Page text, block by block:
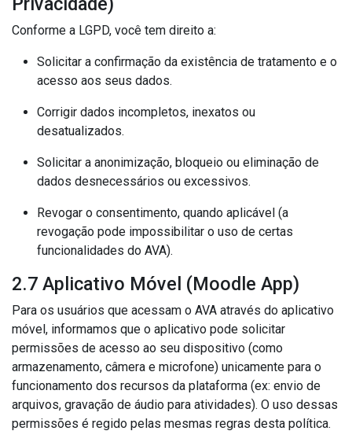
Conforme a LGPD, você tem direito a:
Solicitar a confirmação da existência de tratamento e o
acesso aos seus dados.
Corrigir dados incompletos, inexatos ou
desatualizados.
Solicitar a anonimização, bloqueio ou eliminação de
dados desnecessários ou excessivos.
Revogar o consentimento, quando aplicável (a
revogação pode impossibilitar o uso de certas
funcionalidades do AVA).
2.7 Aplicativo Móvel (Moodle App)
Para os usuários que acessam o AVA através do aplicativo
móvel, informamos que o aplicativo pode solicitar
permissões de acesso ao seu dispositivo (como
armazenamento, câmera e microfone) unicamente para o
funcionamento dos recursos da plataforma (ex: envio de
arquivos, gravação de áudio para atividades). O uso dessas
permissões é regido pelas mesmas regras desta política.